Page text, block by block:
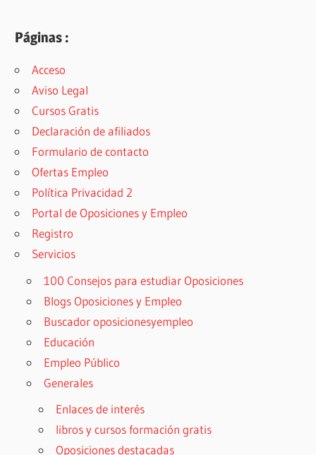
Páginas :
Acceso
Aviso Legal
Cursos Gratis
Declaración de afiliados
Formulario de contacto
Ofertas Empleo
Política Privacidad 2
Portal de Oposiciones y Empleo
Registro
Servicios
100 Consejos para estudiar Oposiciones
Blogs Oposiciones y Empleo
Buscador oposicionesyempleo
Educación
Empleo Público
Generales
Enlaces de interés
libros y cursos formación gratis
Oposiciones destacadas